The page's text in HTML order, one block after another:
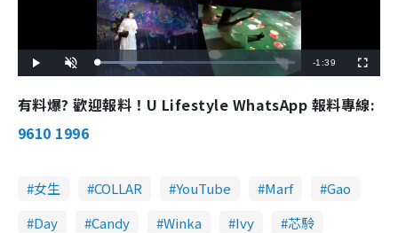
l
n
t
e
L
o
d
R
i
-1:39
u
s
c
有料爆? 歡迎報料！U Lifestyle WhatsApp 報料專線:
9610 1996
女生 COLLAR YouTube Marf
Gao
Day
Candy Winka Ivy
芯駖